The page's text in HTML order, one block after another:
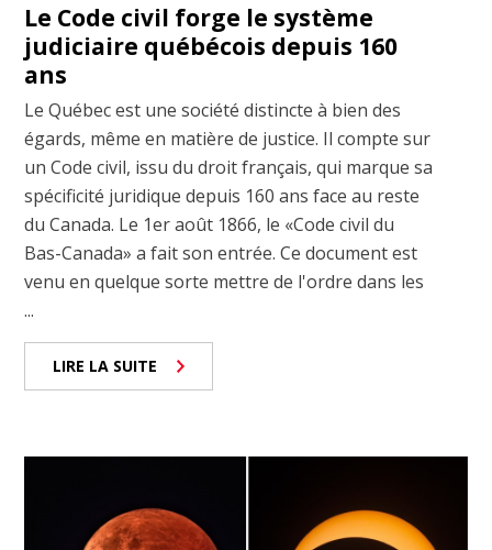
Le Code civil forge le système
judiciaire québécois depuis 160
ans
Le Québec est une société distincte à bien des
égards, même en matière de justice. Il compte sur
un Code civil, issu du droit français, qui marque sa
spécificité juridique depuis 160 ans face au reste
du Canada. Le 1er août 1866, le «Code civil du
Bas-Canada» a fait son entrée. Ce document est
venu en quelque sorte mettre de l'ordre dans les
...
LIRE LA SUITE